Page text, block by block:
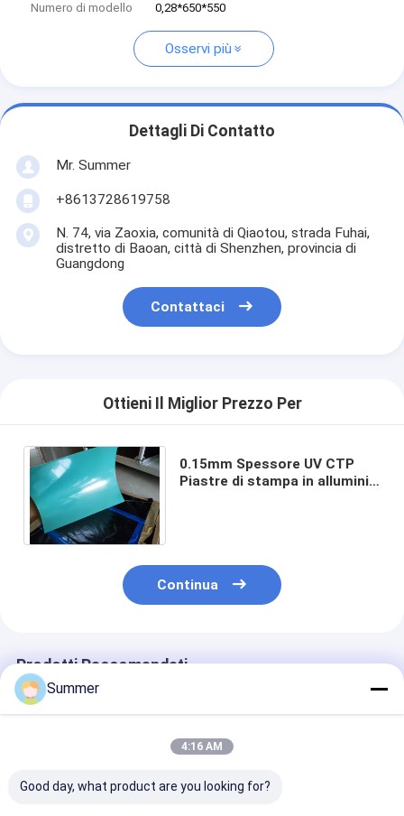
Numero di modello
0,28*650*550
Osservi più
Dettagli Di Contatto
Mr. Summer
+8613728619758
N. 74, via Zaoxia, comunità di Qiaotou, strada Fuhai,
distretto di Baoan, città di Shenzhen, provincia di
Guangdong
Contattaci
Ottieni Il Miglior Prezzo Per
0.15mm Spessore UV CTP
Piastre di stampa in alluminio
Continua
Prodotti Raccomandati
Summer
4:16 AM
Good day, what product are you looking for?